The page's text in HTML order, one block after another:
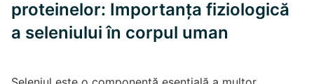
proteinelor: Importanța fiziologică
a seleniului în corpul uman